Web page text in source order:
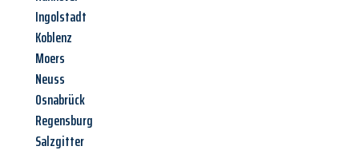
Ingolstadt
Koblenz
Moers
Neuss
Osnabrück
Regensburg
Salzgitter